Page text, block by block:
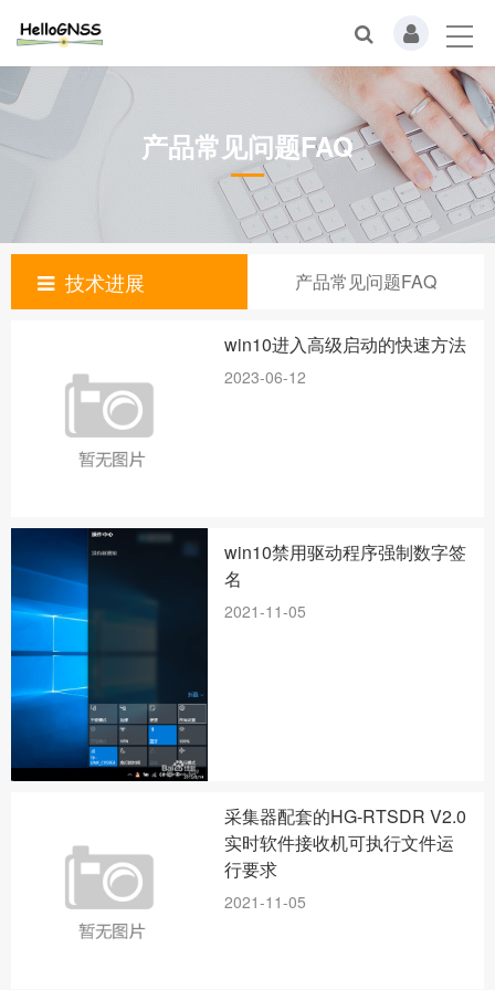
产品常见问题FAQ
技术进展 产品常见问题FAQ
win10进入高级启动的快速方法
2023-06-12
win10禁用驱动程序强制数字签
名
2021-11-05
采集器配套的HG-RTSDR V2.0
实时软件接收机可执行文件运
行要求
2021-11-05